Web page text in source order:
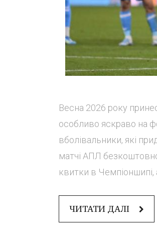
Весна 2026 року
особливо яскраво на
вболівальники, які
матчі АПЛ
квитки в Чемпіоншипі,
ЧИТАТИ ДАЛІ